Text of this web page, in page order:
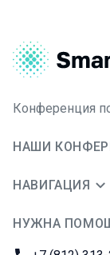
Конференция
НАШИ
НАВИГАЦИЯ
НУЖНА